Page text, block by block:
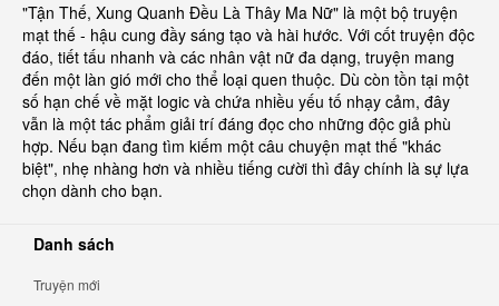
"Tận Thế, Xung Quanh Đều Là Thây Ma Nữ" là một bộ truyện
mạt thế - hậu cung đầy sáng tạo và hài hước. Với cốt truyện độc
đáo, tiết tấu nhanh và các nhân vật nữ đa dạng, truyện mang
đến một làn gió mới cho thể loại quen thuộc. Dù còn tồn tại một
số hạn chế về mặt logic và chứa nhiều yếu tố nhạy cảm, đây
vẫn là một tác phẩm giải trí đáng đọc cho những độc giả phù
hợp. Nếu bạn đang tìm kiếm một câu chuyện mạt thế "khác
biệt", nhẹ nhàng hơn và nhiều tiếng cười thì đây chính là sự lựa
chọn dành cho bạn.
Danh sách
Truyện mới